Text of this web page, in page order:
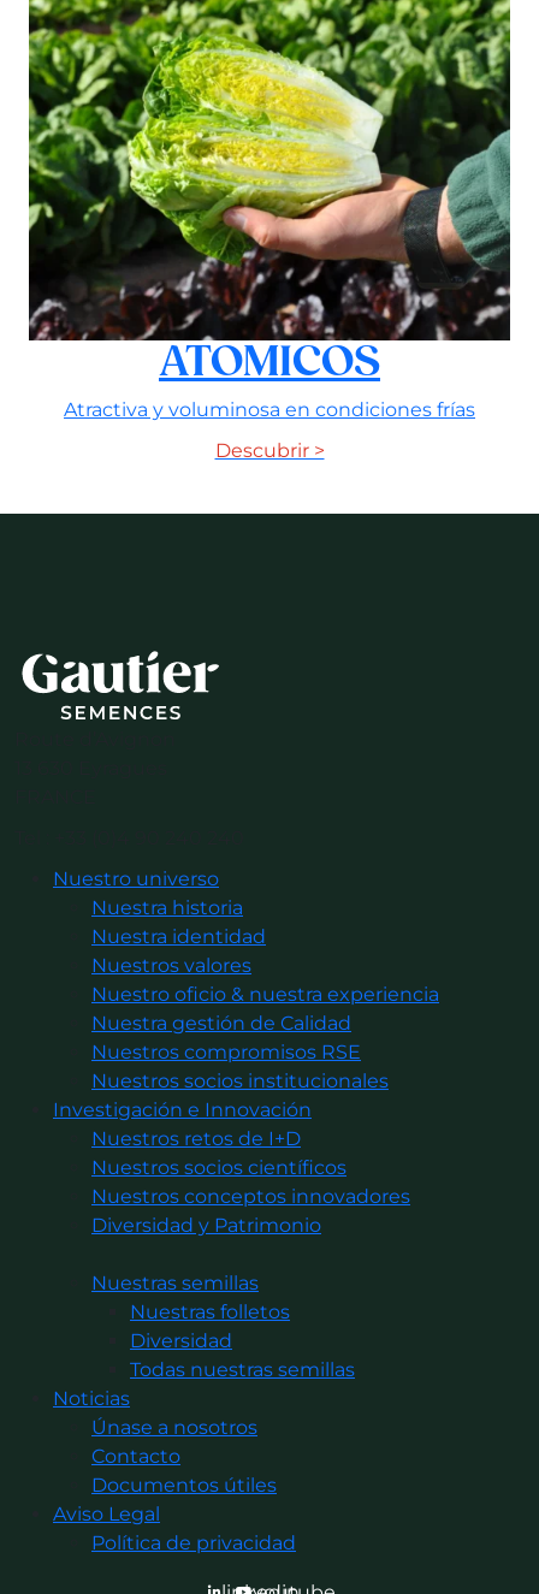
ATOMICOS
Atractiva y voluminosa en condiciones frías
Descubrir >
Nuestro universo
Nuestra historia
Nuestra identidad
Nuestros valores
Nuestro oficio & nuestra experiencia
Nuestra gestión de Calidad
Nuestros compromisos RSE
Nuestros socios institucionales
Investigación e Innovación
Nuestros retos de I+D
Nuestros socios científicos
Nuestros conceptos innovadores
Diversidad y Patrimonio
Nuestras semillas
Nuestras folletos
Diversidad
Todas nuestras semillas
Noticias
Únase a nosotros
Contacto
Documentos útiles
Aviso Legal
Política de privacidad